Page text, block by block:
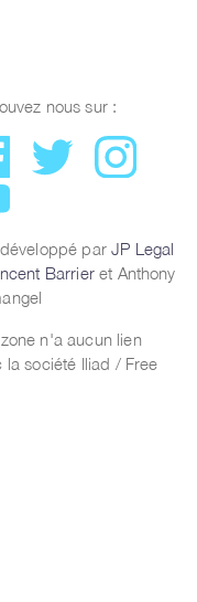
nous sur :
parJP Legal
Barrieret Anthony
n'a aucun lien
la société Iliad / Free